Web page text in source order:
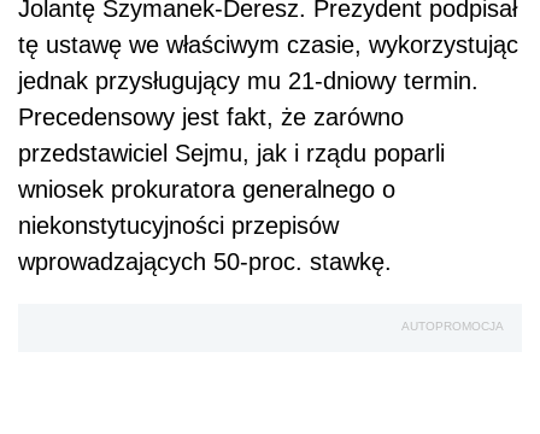
Jolantę Szymanek-Deresz. Prezydent podpisał
tę ustawę we właściwym czasie, wykorzystując
jednak przysługujący mu 21-dniowy termin.
Precedensowy jest fakt, że zarówno
przedstawiciel Sejmu, jak i rządu poparli
wniosek prokuratora generalnego o
niekonstytucyjności przepisów
wprowadzających 50-proc. stawkę.
AUTOPROMOCJA